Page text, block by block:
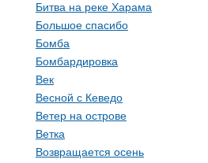
Битва на реке Харама
Большое спасибо
Бомба
Бомбардировка
Век
Весной с Кеведо
Ветер на острове
Ветка
Возвращается осень